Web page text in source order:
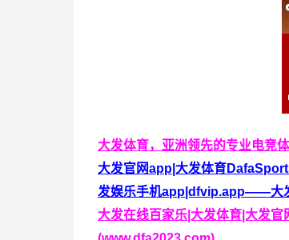
大发体育，亚洲领先的专业电竞
大发官网app|大发体育
发娱乐手机app|dfvip.app——大
大发在线百家乐|大发体育|大发